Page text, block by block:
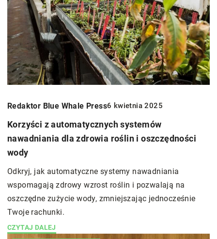
Redaktor Blue Whale Press6 kwietnia 2025
Korzyści z automatycznych systemów
nawadniania dla zdrowia roślin i oszczędności
wody
Odkryj, jak automatyczne systemy nawadniania
wspomagają zdrowy wzrost roślin i pozwalają na
oszczędne zużycie wody, zmniejszając jednocześnie
Twoje rachunki.
CZYTAJ DALEJ